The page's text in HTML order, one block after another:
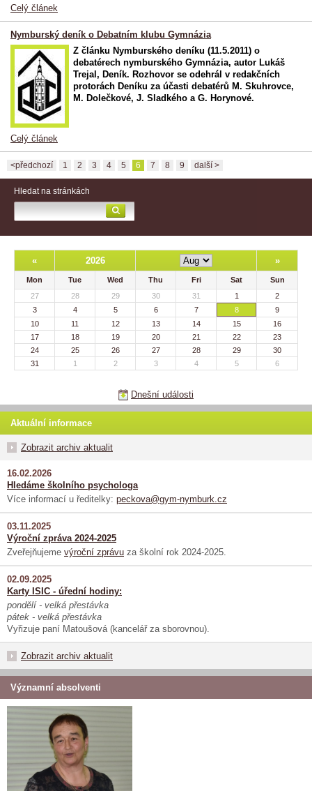
Celý článek
Nymburský deník o Debatním klubu Gymnázia
Z článku Nymburského deníku (11.5.2011) o
debatérech nymburského Gymnázia, autor Lukáš
Trejal, Deník. Rozhovor se odehrál v redakčních
protorách Deníku za účasti debatérů M. Skuhrovce,
M. Dolečkové, J. Sladkého a G. Horynové.
Celý článek
<předchozí 1 2 3 4 5 6 7 8 9 další >
Hledat na stránkách
« 2026 »
Mon Tue Wed Thu Fri Sat
Sun
27
28 29 30 31 1
2
3
4 5 6 7 8
9
10
11 12 13 14 15
16
17
18 19 20 21 22
23
24
25 26 27 28 29
30
31
1 2 3 4 5 6
Dnešní události
Aktuální informace
Zobrazit archiv aktualit
16.02.2026
Hledáme školního psychologa
Více informací u ředitelky: peckova@gym-nymburk.cz
03.11.2025
Výroční zpráva 2024-2025
Zveřejňujeme výroční zprávu za školní rok 2024-2025.
02.09.2025
Karty ISIC - úřední hodiny:
pondělí - velká přestávka
pátek - velká přestávka
Vyřizuje paní Matoušová (kancelář za sborovnou).
Zobrazit archiv aktualit
Významní absolventi